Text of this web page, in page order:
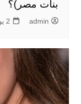
بنات مصر)؟
admin 2 يوليو، 2026